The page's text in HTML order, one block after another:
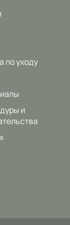
по уходу
и